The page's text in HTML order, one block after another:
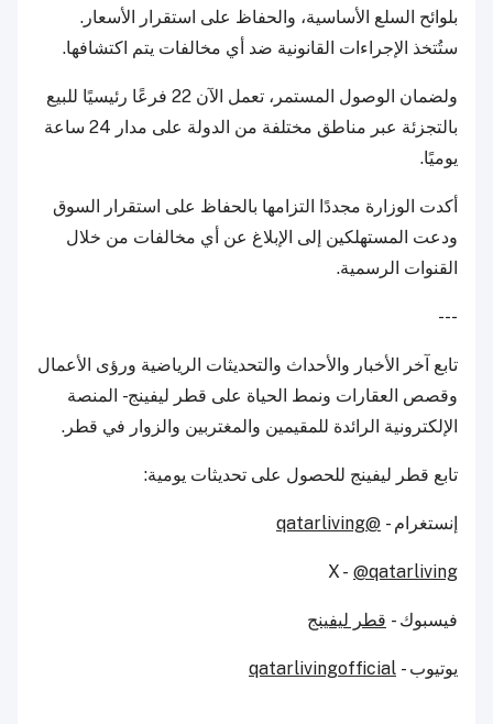
بلوائح السلع الأساسية، والحفاظ على استقرار الأسعار.
ستُتخذ الإجراءات القانونية ضد أي مخالفات يتم اكتشافها.
ولضمان الوصول المستمر، تعمل الآن 22 فرعًا رئيسيًا للبيع
بالتجزئة عبر مناطق مختلفة من الدولة على مدار 24 ساعة
يوميًا.
أكدت الوزارة مجددًا التزامها بالحفاظ على استقرار السوق
ودعت المستهلكين إلى الإبلاغ عن أي مخالفات من خلال
القنوات الرسمية.
---
تابع آخر الأخبار والأحداث والتحديثات الرياضية ورؤى الأعمال
وقصص العقارات ونمط الحياة على قطر ليفينج - المنصة
الإلكترونية الرائدة للمقيمين والمغتربين والزوار في قطر.
تابع قطر ليفينج للحصول على تحديثات يومية:
إنستغرام - @qatarliving
X - @qatarliving
فيسبوك - قطر ليفينج
يوتيوب - qatarlivingofficial